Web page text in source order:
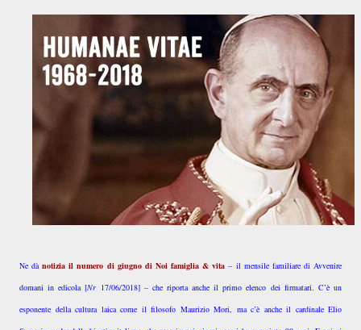
Ne dànotizia il numero di giugno di Noi famiglia & vita – il mensile familiare di Avvenire
domani in edicola [Nr 17/06/2018] – che riporta anche il primo elenco dei firmatari. C’è un
esponente della cultura laica come il filosofo Maurizio Mori, ma c’è anche il cardinale Elio